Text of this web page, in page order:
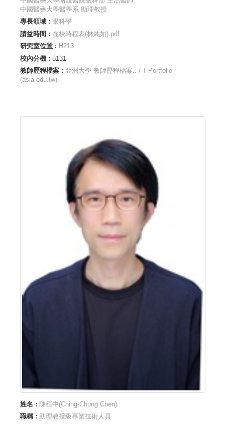
中國醫藥大學醫學系 助理教授
專長領域 : 眼科學
請益時間 : 在校時程表(林純如).pdf
研究室位置 : H213
校內分機 : 5131
教師歷程檔案 : 亞洲大學-教師歷程檔案.. / T-Portfolio
(asia.edu.tw)
姓名 : 陳經中(Ching-Chung Chen)
職稱 : 助理教授級專業技術人員